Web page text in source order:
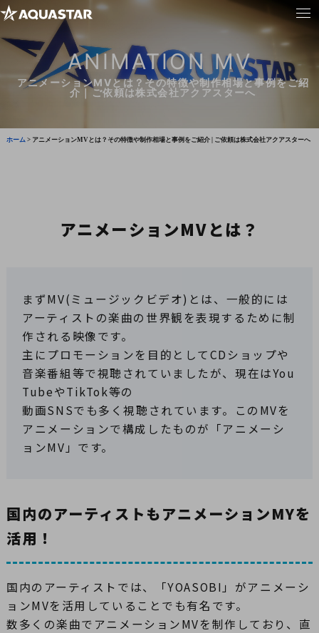
ANIMATION MV
アニメーションMVとは？その特徴や制作相場と事例をご紹
介｜ご依頼は株式会社アクアスターへ
ホーム> アニメーションMVとは？その特徴や制作相場と事例をご紹介 | ご依頼は株式会社アクアスターへ
アニメーションMVとは？
まずMV(ミュージックビデオ)とは、一般的には
アーティストの楽曲の世界観を表現するために制
作される映像です。
主にプロモーションを目的としてCDショップや
音楽番組等で視聴されていましたが、現在はYou
TubeやTikTok等の
動画SNSでも多く視聴されています。このMVを
アニメーションで構成したものが「アニメーシ
ョンMV」です。
国内のアーティストもアニメーションMYを
活用！
国内のアーティストでは、「YOASOBI」がアニメーシ
ョンMVを活用していることでも有名です。
数多くの楽曲でアニメーションMVを制作しており、直